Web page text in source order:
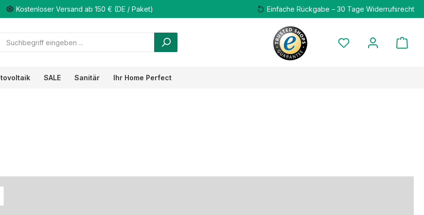
Kostenloser Versand ab 150 € (DE / Paket) Einfache Rückgabe – 30 Tage Widerrufsrecht
SALE Sanitär Ihr Home Perfect